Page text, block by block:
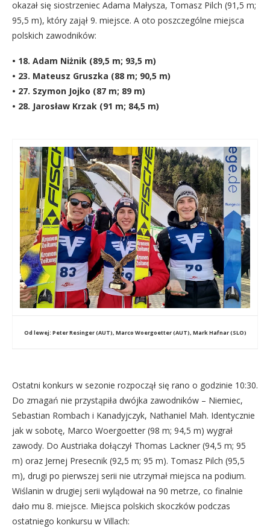
okazał się siostrzeniec Adama Małysza, Tomasz Pilch (91,5 m;
95,5 m), który zajął 9. miejsce. A oto poszczególne miejsca
polskich zawodników:
• 18. Adam Niżnik (89,5 m; 93,5 m)
• 23. Mateusz Gruszka (88 m; 90,5 m)
• 27. Szymon Jojko (87 m; 89 m)
• 28. Jarosław Krzak (91 m; 84,5 m)
Od lewej: Peter Resinger (AUT), Marco Woergoetter (AUT), Mark Hafnar (SLO)
Ostatni konkurs w sezonie rozpoczął się rano o godzinie 10:30.
Do zmagań nie przystąpiła dwójka zawodników – Niemiec,
Sebastian Rombach i Kanadyjczyk, Nathaniel Mah. Identycznie
jak w sobotę, Marco Woergoetter (98 m; 94,5 m) wygrał
zawody. Do Austriaka dołączył Thomas Lackner (94,5 m; 95
m) oraz Jernej Presecnik (92,5 m; 95 m). Tomasz Pilch (95,5
m), drugi po pierwszej serii nie utrzymał miejsca na podium.
Wiślanin w drugiej serii wylądował na 90 metrze, co finalnie
dało mu 8. miejsce. Miejsca polskich skoczków podczas
ostatniego konkursu w Villach: